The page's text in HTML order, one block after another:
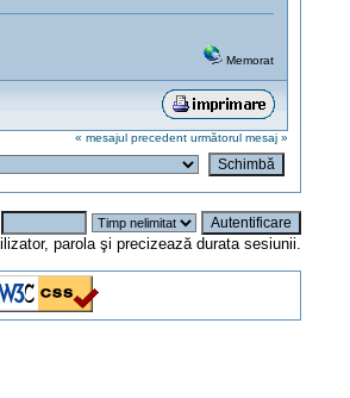
Memorat
« mesajul precedent următorul mesaj »
parola şi precizează durata sesiunii.